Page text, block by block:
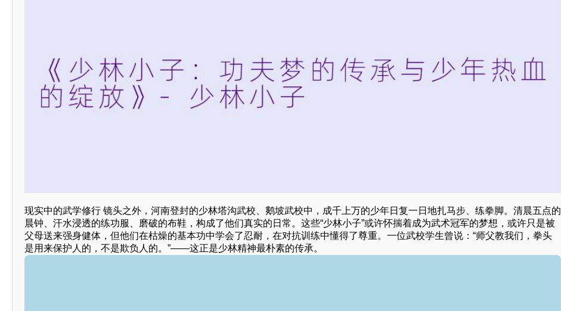
现实中的武学修行 镜头之外，河南登封的少林塔沟武校、鹅坡武校中，成千上万的少年日复一日地扎马步、练拳脚。清晨五点的
晨钟、汗水浸透的练功服、磨破的布鞋，构成了他们真实的日常。这些“少林小子”或许怀揣着成为武术冠军的梦想，或许只是被
父母送来强身健体，但他们在枯燥的基本功中学会了忍耐，在对抗训练中懂得了尊重。一位武校学生曾说：“师父教我们，拳头
是用来保护人的，不是欺负人的。”——这正是少林精神最朴素的传承。